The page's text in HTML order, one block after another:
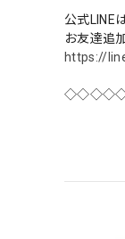
公式LINE
お友達追
https://